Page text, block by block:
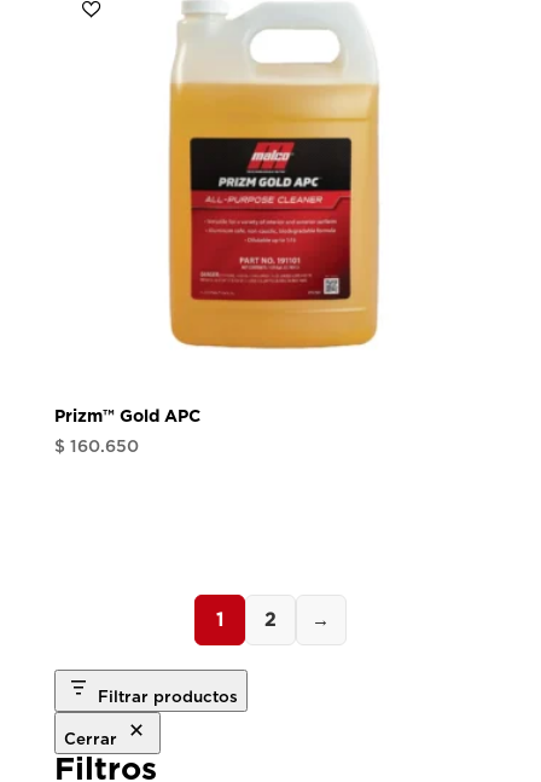
Prizm™ Gold APC
$ 160.650
1 2 →
Filtrar productos
Cerrar
Filtros